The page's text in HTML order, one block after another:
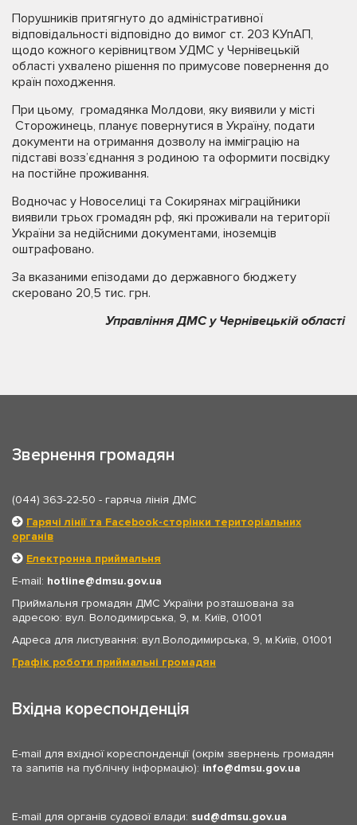
Порушників притягнуто до адміністративної
відповідальності відповідно до вимог ст. 203 КУпАП,
щодо кожного керівництвом УДМС у Чернівецькій
області ухвалено рішення по примусове повернення до
країн походження.
При цьому, громадянка Молдови, яку виявили у місті
Сторожинець, планує повернутися в Україну, подати
документи на отримання дозволу на імміграцію на
підставі возз’єднання з родиною та оформити посвідку
на постійне проживання.
Водночас у Новоселиці та Сокирянах міграційники
виявили трьох громадян рф, які проживали на території
України за недійсними документами, іноземців
оштрафовано.
За вказаними епізодами до державного бюджету
скеровано 20,5 тис. грн.
Управління ДМС у Чернівецькій області
Звернення громадян
(044) 363-22-50 - гаряча лінія ДМС
Гарячі лінії та Facebook-сторінки територіальних
органів
Електронна приймальня
E-mail: hotline
dmsu.gov.ua
Приймальня громадян ДМС України розташована за
адресою: вул. Володимирська, 9, м. Київ, 01001
Адреса для листування: вул.Володимирська, 9, м.Київ, 01001
Графік роботи приймальні громадян
Вхідна кореспонденція
E-mail для вхідної кореспонденції (окрім звернень громадян
та запитів на публічну інформацію): info dmsu.gov.ua
E-mail для органів судової влади: sud dmsu.gov.ua